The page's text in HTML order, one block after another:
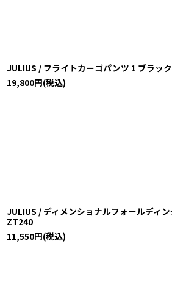
JULIUS / フライトカーゴパンツ 1 ブラ
19,800円(税込)
JULIUS / ディメンショナルフォールディ
ZT240
11,550円(税込)